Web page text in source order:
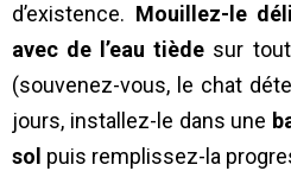
d’existence. Mouillez-le
avec de l’eau tiède sur
(souvenez-vous, le chat
jours, installez-le dans une
sol puis remplissez-la